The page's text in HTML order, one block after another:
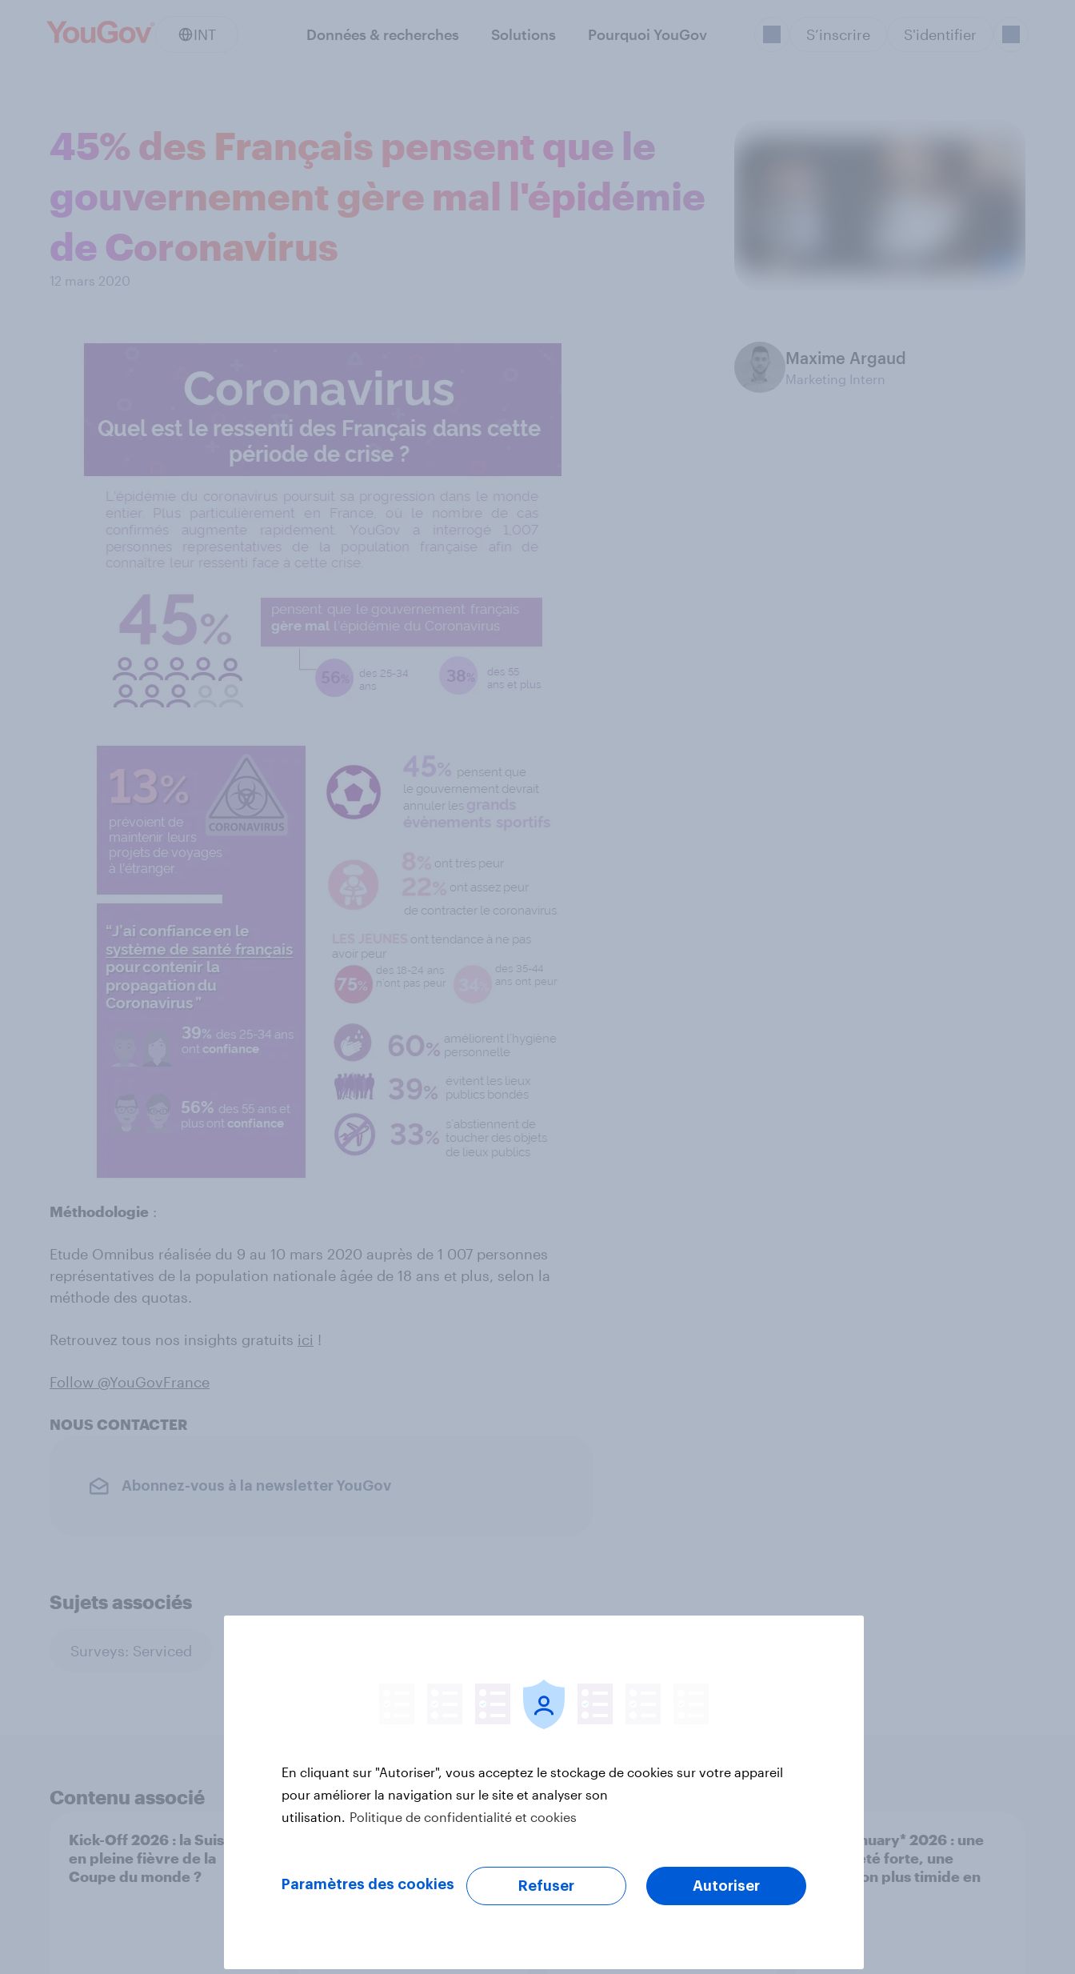
INT Données & recherches Solutions Pourquoi YouGov S’inscrire S'identifier
45% des Français pensent que le
gouvernement gère mal l'épidémie
de Coronavirus
12 mars 2020
Méthodologie :
Etude Omnibus réalisée du 9 au 10 mars 2020 auprès de 1 007 personnes
représentatives de la population nationale âgée de 18 ans et plus, selon la
méthode des quotas.
Retrouvez tous nos insights gratuits ici !
Follow @YouGovFrance
NOUS CONTACTER
Abonnez-vous à la newsletter YouGov
Maxime Argaud
Marketing Intern
Sujets associés
Surveys: Serviced
Contenu associé
Kick-Off 2026 : la Suisse
en pleine fièvre de la
Coupe du monde ?
de la consommation
responsable
mais ultra-performant
Dry January* 2026 : une
notoriété forte, une
adoption plus timide en
En cliquant sur "Autoriser", vous acceptez le stockage de cookies sur votre appareil
pour améliorer la navigation sur le site et analyser son
utilisation. Politique de confidentialité et cookies
Paramètres des cookies Refuser Autoriser